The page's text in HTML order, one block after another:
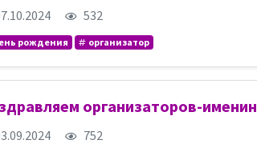
532
рождения организатор
организаторов-
752